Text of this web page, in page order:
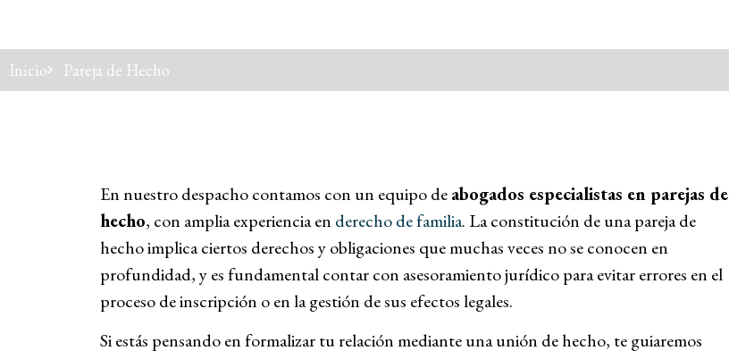
Inicio Pareja de Hecho
En nuestro despacho contamos con un equipo deabogados especialistas en parejas de
hecho, con amplia experiencia en derecho de familia. La constitución de una pareja de
hecho implica ciertos derechos y obligaciones que muchas veces no se conocen en
profundidad, y es fundamental contar con asesoramiento jurídico para evitar errores en el
proceso de inscripción o en la gestión de sus efectos legales.
Si estás pensando en formalizar tu relación mediante una unión de hecho, te guiaremos